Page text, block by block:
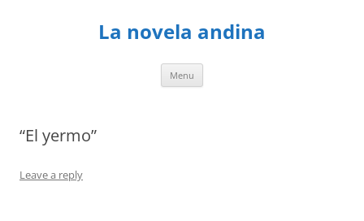
La novela andina
Menu
“El yermo”
Leave a reply